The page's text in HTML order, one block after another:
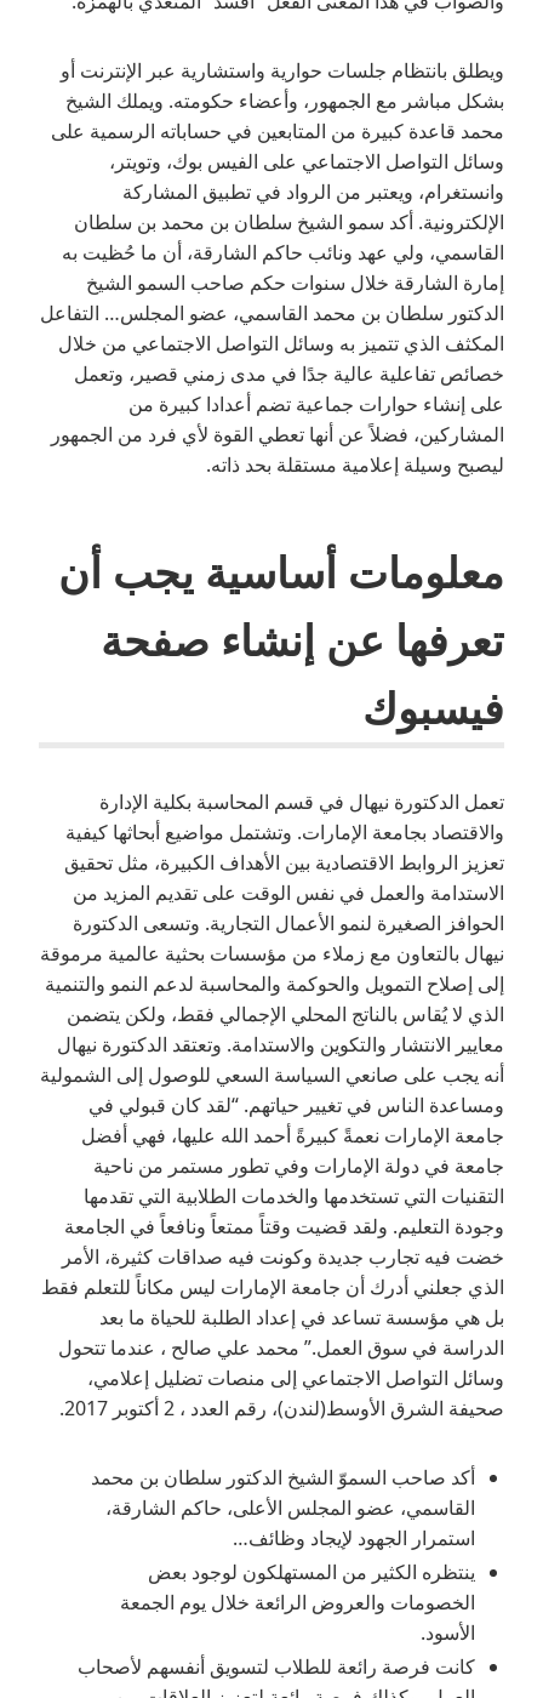
ويطلق بانتظام جلسات حوارية واستشارية عبر الإنترنت أو
بشكل مباشر مع الجمهور، وأعضاء حكومته. ويملك الشيخ
محمد قاعدة كبيرة من المتابعين في حساباته الرسمية على
وسائل التواصل الاجتماعي على الفيس بوك، وتويتر،
وانستغرام، ويعتبر من الرواد في تطبيق المشاركة
الإلكترونية. أكد سمو الشيخ سلطان بن محمد بن سلطان
القاسمي، ولي عهد ونائب حاكم الشارقة، أن ما حُظيت به
إمارة الشارقة خلال سنوات حكم صاحب السمو الشيخ
الدكتور سلطان بن محمد القاسمي، عضو المجلس… التفاعل
المكثف الذي تتميز به وسائل التواصل الاجتماعي من خلال
خصائص تفاعلية عالية جدًا في مدى زمني قصير، وتعمل
على إنشاء حوارات جماعية تضم أعدادا كبيرة من
المشاركين، فضلاً عن أنها تعطي القوة لأي فرد من الجمهور
ليصبح وسيلة إعلامية مستقلة بحد ذاته.
معلومات أساسية يجب أن
تعرفها عن إنشاء صفحة
فيسبوك
تعمل الدكتورة نيهال في قسم المحاسبة بكلية الإدارة
والاقتصاد بجامعة الإمارات. وتشتمل مواضيع أبحاثها كيفية
تعزيز الروابط الاقتصادية بين الأهداف الكبيرة، مثل تحقيق
الاستدامة والعمل في نفس الوقت على تقديم المزيد من
الحوافز الصغيرة لنمو الأعمال التجارية. وتسعى الدكتورة
نيهال بالتعاون مع زملاء من مؤسسات بحثية عالمية مرموقة
إلى إصلاح التمويل والحوكمة والمحاسبة لدعم النمو والتنمية
الذي لا يُقاس بالناتج المحلي الإجمالي فقط، ولكن يتضمن
معايير الانتشار والتكوين والاستدامة. وتعتقد الدكتورة نيهال
أنه يجب على صانعي السياسة السعي للوصول إلى الشمولية
ومساعدة الناس في تغيير حياتهم. “لقد كان قبولي في
جامعة الإمارات نعمةً كبيرةً أحمد الله عليها، فهي أفضل
جامعة في دولة الإمارات وفي تطور مستمر من ناحية
التقنيات التي تستخدمها والخدمات الطلابية التي تقدمها
وجودة التعليم. ولقد قضيت وقتاً ممتعاً ونافعاً في الجامعة
خضت فيه تجارب جديدة وكونت فيه صداقات كثيرة، الأمر
الذي جعلني أدرك أن جامعة الإمارات ليس مكاناً للتعلم فقط
بل هي مؤسسة تساعد في إعداد الطلبة للحياة ما بعد
الدراسة في سوق العمل.” محمد علي صالح ، عندما تتحول
وسائل التواصل الاجتماعي إلى منصات تضليل إعلامي،
صحيفة الشرق الأوسط(لندن)، رقم العدد ، 2 أكتوبر 2017.
أكد صاحب السموّ الشيخ الدكتور سلطان بن محمد
القاسمي، عضو المجلس الأعلى، حاكم الشارقة،
استمرار الجهود لإيجاد وظائف…
ينتظره الكثير من المستهلكون لوجود بعض
الخصومات والعروض الرائعة خلال يوم الجمعة
الأسود.
كانت فرصة رائعة للطلاب لتسويق أنفسهم لأصحاب